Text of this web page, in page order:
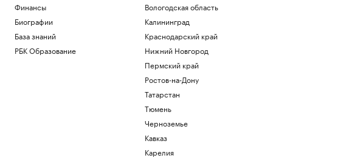
Финансы
Биографии
База знаний
РБК Образование
Вологодская область
Калининград
Краснодарский край
Нижний Новгород
Пермский край
Ростов-на-Дону
Татарстан
Тюмень
Черноземье
Кавказ
Карелия